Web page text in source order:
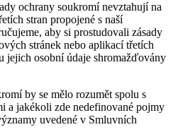
ochrany soukromí nevztahují na
stran propojené s naší
aby si prostudovali zásady
stránek nebo aplikací třetích
jejich osobní údaje shromažďovány
by se mělo rozumět spolu s
a jakékoli zde nedefinované pojmy
uvedené v Smluvních